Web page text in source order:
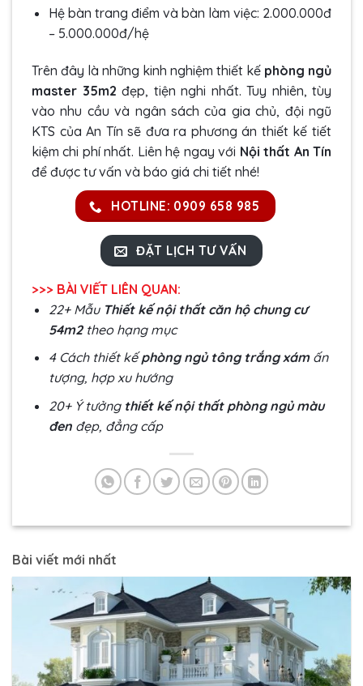
Hệ bàn trang điểm và bàn làm việc: 2.000.000đ
– 5.000.000đ/hệ
Trên đây là những kinh nghiệm thiết kế phòng ngủ
master 35m2 đẹp, tiện nghi nhất. Tuy nhiên, tùy
vào nhu cầu và ngân sách của gia chủ, đội ngũ
KTS của An Tín sẽ đưa ra phương án thiết kế tiết
kiệm chi phí nhất. Liên hệ ngay với Nội thất An Tín
để được tư vấn và báo giá chi tiết nhé!
HOTLINE: 0909 658 985
ĐẶT LỊCH TƯ VẤN
>>> BÀI VIẾT LIÊN QUAN:
22+ Mẫu Thiết kế nội thất căn hộ chung cư
54m2theo hạng mục
4 Cách thiết kếphòng ngủ tông trắng xámấn
tượng, hợp xu hướng
20+ Ý tưởng thiết kế nội thất phòng ngủ màu
đenđẹp, đẳng cấp
Bài viết mới nhất